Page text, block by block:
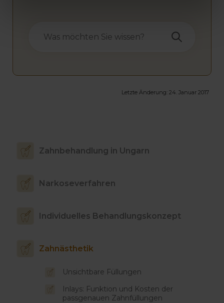
Letzte Änderung: 24. Januar 2017
Zahnbehandlung in Ungarn
Narkoseverfahren
Individuelles Behandlungskonzept
Zahnästhetik
Unsichtbare Füllungen
Inlays: Funktion und Kosten der
passgenauen Zahnfüllungen